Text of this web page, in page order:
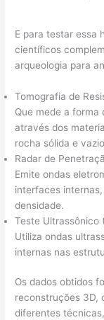
E para testar essa
científicos
arqueologia para
Tomografia de
Que mede a
através dos
rocha sólida e
Radar de
Emite ondas
interfaces
densidade.
Teste Ultrassônico
Utiliza ondas
internas nas
Os dados obtidos
reconstruções 3D,
diferentes